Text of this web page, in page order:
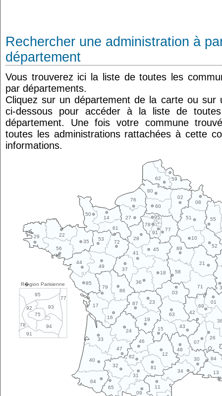
Rechercher une administration à
département
Vous trouverez ici la liste de toutes les
par départements.
Cliquez sur un département de la carte ou sur
ci-dessous pour accéder à la liste de
département. Une fois votre commune
toutes les administrations rattachées à cette
informations.
R�gion Parisienne
77
78
91
95
93
75
94
92
10
11
12
13
14
15
16
17
18
19
21
22
23
24
26
27
28
29
30
31
32
33
34
35
36
37
40
41
42
43
44
45
46
47
48
49
50
51
52
53
55
56
58
59
60
61
62
63
64
65
69
01
02
03
07
08
09
71
72
76
77
78
79
80
81
82 84
85
86
87
89
91
95